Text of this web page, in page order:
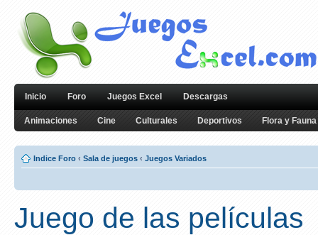
Inicio Foro Juegos Excel Descargas
Animaciones Cine Culturales Deportivos Flora y Fauna
Indice Foro ‹ Sala de juegos ‹ Juegos Variados
Juego de las películas